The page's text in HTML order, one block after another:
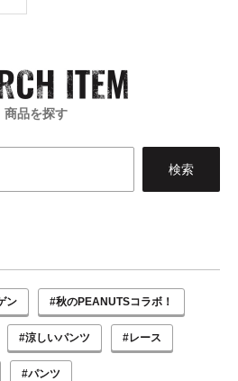
商品を探す
ン #秋のPEANUTSコラボ！
#涼しいパンツ #レース
#パンツ